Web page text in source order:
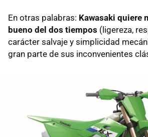
En otras palabras: Kawasaki quiere
bueno del dos tiempos (ligereza,
carácter salvaje y simplicidad
gran parte de sus inconvenientes